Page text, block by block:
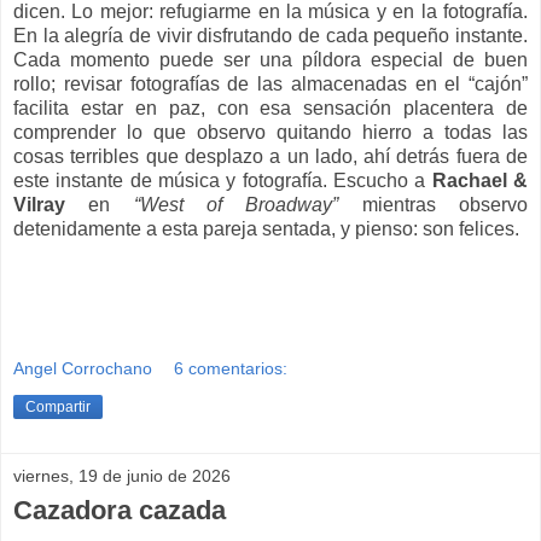
dicen. Lo mejor: refugiarme en la música y en la fotografía.
En la alegría de vivir disfrutando de cada pequeño instante.
Cada momento puede ser una píldora especial de buen
rollo; revisar fotografías de las almacenadas en el “cajón”
facilita estar en paz, con esa sensación placentera de
comprender lo que observo quitando hierro a todas las
cosas terribles que desplazo a un lado, ahí detrás fuera de
este instante de música y fotografía. Escucho a Rachael &
Vilray en “West of Broadway” mientras observo
detenidamente a esta pareja sentada, y pienso: son felices.
Angel Corrochano 6 comentarios:
Compartir
viernes, 19 de junio de 2026
Cazadora cazada